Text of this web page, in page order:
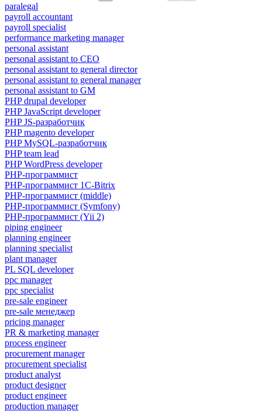
paralegal
payroll accountant
payroll specialist
performance marketing manager
personal assistant
personal assistant to CEO
personal assistant to general director
personal assistant to general manager
personal assistant to GM
PHP drupal developer
PHP JavaScript developer
PHP JS-разработчик
PHP magento developer
PHP MySQL-разработчик
PHP team lead
PHP WordPress developer
PHP-программист
PHP-программист 1C-Bitrix
PHP-программист (middle)
PHP-программист (Symfony)
PHP-программист (Yii 2)
piping engineer
planning engineer
planning specialist
plant manager
PL SQL developer
ppc manager
ppc specialist
pre-sale engineer
pre-sale менеджер
pricing manager
PR & marketing manager
process engineer
procurement manager
procurement specialist
product analyst
product designer
product engineer
production manager